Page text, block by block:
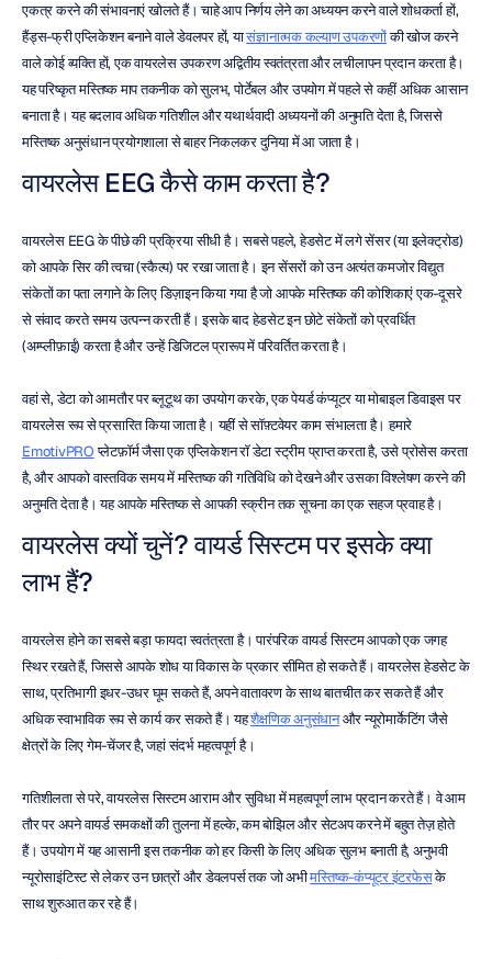
एकत्र करने की संभावनाएं खोलते हैं। चाहे आप निर्णय लेने का अध्ययन करने वाले शोधकर्ता हों,
हैंड्स-फ्री एप्लिकेशन बनाने वाले डेवलपर हों, या संज्ञानात्मक कल्याण उपकरणों की खोज करने
वाले कोई व्यक्ति हों, एक वायरलेस उपकरण अद्वितीय स्वतंत्रता और लचीलापन प्रदान करता है।
यह परिष्कृत मस्तिष्क माप तकनीक को सुलभ, पोर्टेबल और उपयोग में पहले से कहीं अधिक आसान
बनाता है। यह बदलाव अधिक गतिशील और यथार्थवादी अध्ययनों की अनुमति देता है, जिससे
मस्तिष्क अनुसंधान प्रयोगशाला से बाहर निकलकर दुनिया में आ जाता है।
वायरलेस EEG कैसे काम करता है?
वायरलेस EEG के पीछे की प्रक्रिया सीधी है। सबसे पहले, हेडसेट में लगे सेंसर (या इलेक्ट्रोड)
को आपके सिर की त्वचा (स्कैल्प) पर रखा जाता है। इन सेंसरों को उन अत्यंत कमजोर विद्युत
संकेतों का पता लगाने के लिए डिज़ाइन किया गया है जो आपके मस्तिष्क की कोशिकाएं एक-दूसरे
से संवाद करते समय उत्पन्न करती हैं। इसके बाद हेडसेट इन छोटे संकेतों को प्रवर्धित
(अम्प्लीफ़ाई) करता है और उन्हें डिजिटल प्रारूप में परिवर्तित करता है।
वहां से, डेटा को आमतौर पर ब्लूटूथ का उपयोग करके, एक पेयर्ड कंप्यूटर या मोबाइल डिवाइस पर
EmotivPRO प्लेटफ़ॉर्म जैसा एक एप्लिकेशन रॉ डेटा स्ट्रीम प्राप्त करता है, उसे प्रोसेस करता
है, और आपको वास्तविक समय में मस्तिष्क की गतिविधि को देखने और उसका विश्लेषण करने की
अनुमति देता है। यह आपके मस्तिष्क से आपकी स्क्रीन तक सूचना का एक सहज प्रवाह है।
वायरलेस क्यों चुनें? वायर्ड सिस्टम पर इसके क्या
लाभ हैं?
वायरलेस होने का सबसे बड़ा फायदा स्वतंत्रता है। पारंपरिक वायर्ड सिस्टम आपको एक जगह
स्थिर रखते हैं, जिससे आपके शोध या विकास के प्रकार सीमित हो सकते हैं। वायरलेस हेडसेट के
साथ, प्रतिभागी इधर-उधर घूम सकते हैं, अपने वातावरण के साथ बातचीत कर सकते हैं और
अधिक स्वाभाविक रूप से कार्य कर सकते हैं। यह शैक्षणिक अनुसंधान और न्यूरोमार्केटिंग जैसे
क्षेत्रों के लिए गेम-चेंजर है, जहां संदर्भ महत्वपूर्ण है।
गतिशीलता से परे, वायरलेस सिस्टम आराम और सुविधा में महत्वपूर्ण लाभ प्रदान करते हैं। वे आम
तौर पर अपने वायर्ड समकक्षों की तुलना में हल्के, कम बोझिल और सेटअप करने में बहुत तेज़ होते
हैं। उपयोग में यह आसानी इस तकनीक को हर किसी के लिए अधिक सुलभ बनाती है, अनुभवी
न्यूरोसाइंटिस्ट से लेकर उन छात्रों और डेवलपर्स तक जो अभी मस्तिष्क-कंप्यूटर इंटरफेस के
साथ शुरुआत कर रहे हैं।